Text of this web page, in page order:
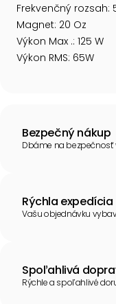
Frekvenčný rozsah:
Magnet: 20 Oz
Výkon Max .: 125 W
Výkon RMS: 65W
Bezpečný nákup
Dbáme na
Rýchla expedícia
Vašu objednávku
Spoľahlivá
Rýchle a spoľahlivé